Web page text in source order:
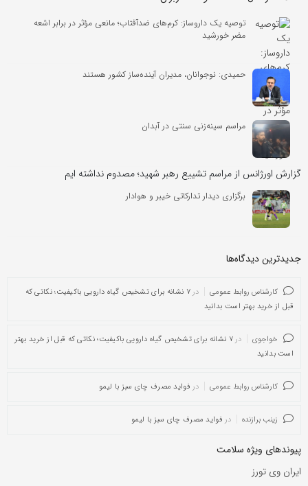
توصیه یک داروساز: کرم‌های ضدآفتاب؛ مانعی مؤثر در برابر اشعه
مضر خورشید
حمیدی: نوجوانان، مدیران آینده‌ساز کشور هستند
مراسم سینه‌زنی سنتی در آبدان
گزارش اورژانس از مراسم تشییع رهبر شهید؛ مصدوم نداشته ایم
برگزاری دیدار تدارکاتی خیبر و هوادار
جدیدترین دیدگاه‌‌ها
کارشناس روابط عمومی در
۷ نشانه برای تشخیص گیاه دارویی باکیفیت؛ نکاتی که
قبل از خرید بهتر است بدانید
خواجوی در
۷ نشانه برای تشخیص گیاه دارویی باکیفیت؛ نکاتی که قبل از خرید بهتر
است بدانید
کارشناس روابط عمومی در فواید مصرف چای سبز با لیمو
زینب برازنده در فواید مصرف چای سبز با لیمو
پیوندهای ویژه سلامت
ایران وی تورز